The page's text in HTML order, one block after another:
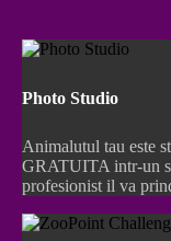
Photo Studio
Animalutul tau este
GRATUITA intr-un
profesionist il va